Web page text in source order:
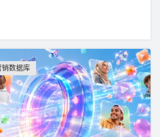
销数据库